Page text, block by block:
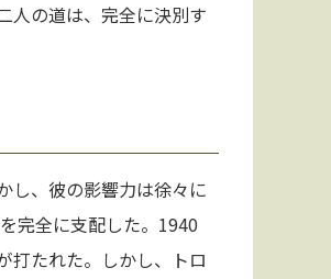
人の道は、完全に決別す
し、彼の影響力は徐々に
完全に支配した。1940
打たれた。しかし、トロ